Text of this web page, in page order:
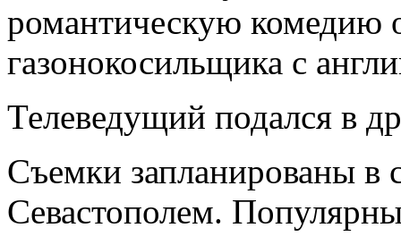
романтическую комедию
газонокосильщика с
Телеведущий подался в
Съемки запланированы в
Севастополем.